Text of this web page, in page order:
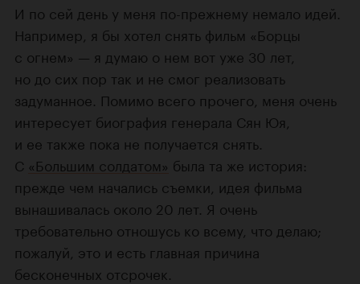
И по сей день у меня по-прежнему немало идей.
Например, я бы хотел снять фильм «Борцы
с огнем» — я думаю о нем вот уже 30 лет,
но до сих пор так и не смог реализовать
задуманное. Помимо всего прочего, меня очень
интересует биография генерала Сян Юя,
и ее также пока не получается снять.
С «Большим солдатом» была та же история:
прежде чем начались съемки, идея фильма
вынашивалась около 20 лет. Я очень
требовательно отношусь ко всему, что делаю;
пожалуй, это и есть главная причина
бесконечных отсрочек.